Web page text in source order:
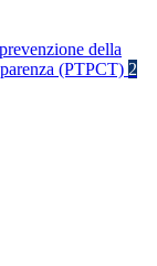
della
(PTPCT) 2